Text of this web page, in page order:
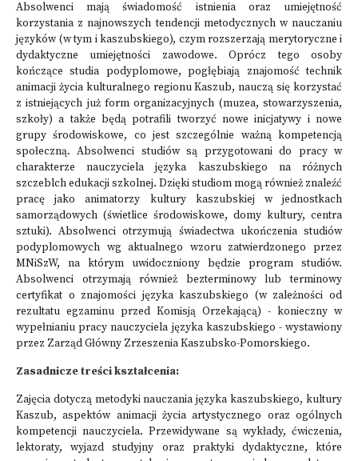
Absolwenci mają świadomość istnienia oraz umiejętność
korzystania z najnowszych tendencji metodycznych w nauczaniu
języków (w tym i kaszubskiego), czym rozszerzają merytoryczne i
dydaktyczne umiejętności zawodowe. Oprócz tego osoby
kończące studia podyplomowe, pogłębiają znajomość technik
animacji życia kulturalnego regionu Kaszub, nauczą się korzystać
z istniejących już form organizacyjnych (muzea, stowarzyszenia,
szkoły) a także będą potrafili tworzyć nowe inicjatywy i nowe
grupy środowiskowe, co jest szczególnie ważną kompetencją
społeczną. Absolwenci studiów są przygotowani do pracy w
charakterze nauczyciela języka kaszubskiego na różnych
szczeblch edukacji szkolnej. Dzięki studiom mogą również znaleźć
pracę jako animatorzy kultury kaszubskiej w jednostkach
samorządowych (świetlice środowiskowe, domy kultury, centra
sztuki). Absolwenci otrzymują świadectwa ukończenia studiów
podyplomowych wg aktualnego wzoru zatwierdzonego przez
MNiSzW, na którym uwidoczniony będzie program studiów.
Absolwenci otrzymają również bezterminowy lub terminowy
certyfikat o znajomości języka kaszubskiego (w zależności od
rezultatu egzaminu przed Komisją Orzekającą) - konieczny w
wypełnianiu pracy nauczyciela języka kaszubskiego - wystawiony
przez Zarząd Główny Zrzeszenia Kaszubsko-Pomorskiego.
Zasadnicze treści kształcenia:
Zajęcia dotyczą metodyki nauczania języka kaszubskiego, kultury
Kaszub, aspektów animacji życia artystycznego oraz ogólnych
kompetencji nauczyciela. Przewidywane są wykłady, ćwiczenia,
lektoraty, wyjazd studyjny oraz praktyki dydaktyczne, które